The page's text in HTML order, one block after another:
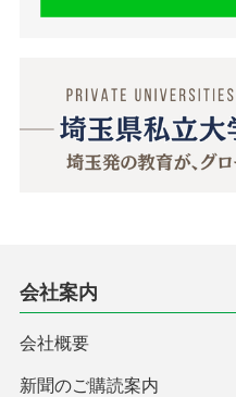
会社案内
会社概要
新聞のご購読案内